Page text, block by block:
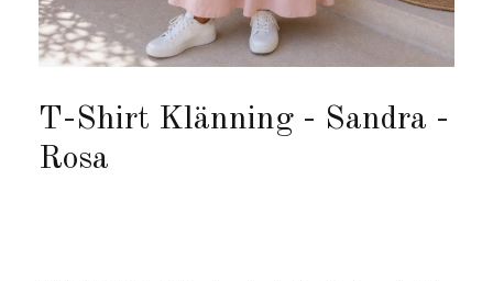
T-Shirt Klänning - Sandra -
Rosa